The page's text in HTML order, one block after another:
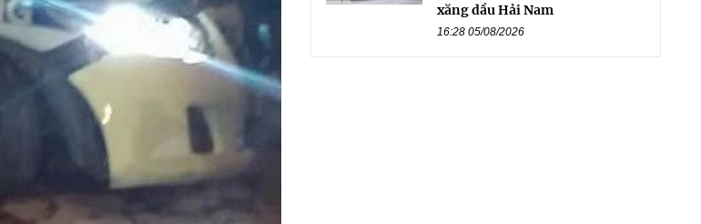
xăng dầu Hải Nam
16:28 05/08/2026